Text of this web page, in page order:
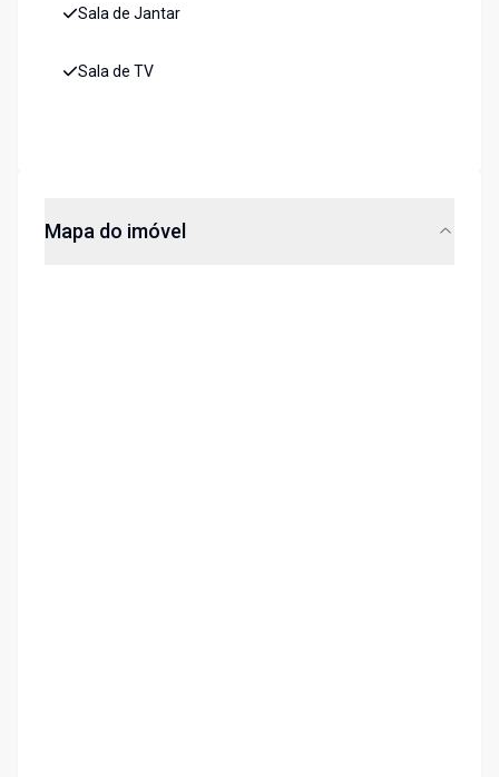
Sala de Jantar
Sala de TV
Mapa do imóvel